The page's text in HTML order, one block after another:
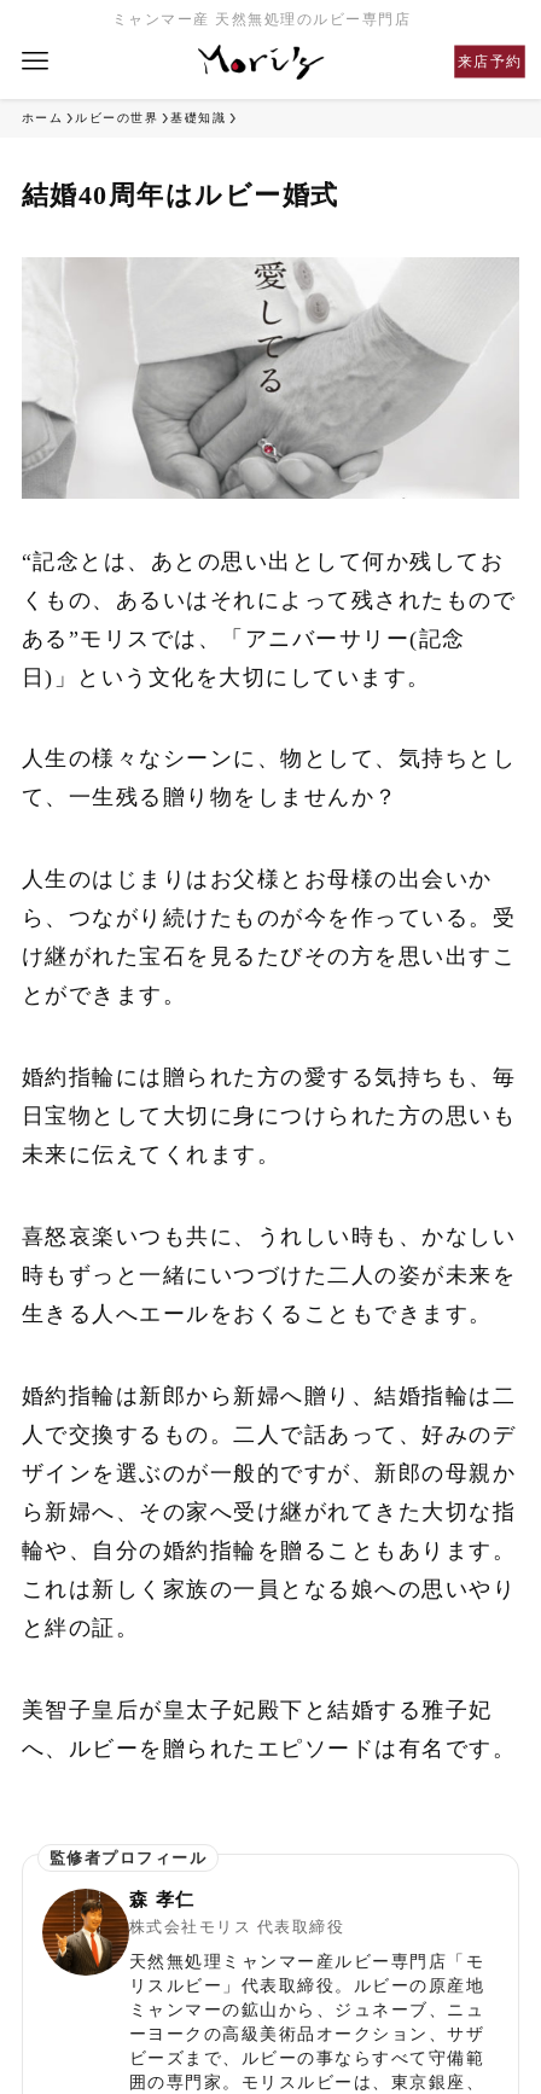
ミャンマー産 天然無処理のルビー専門店
来店予約
ホーム ルビーの世界 基礎知識
結婚40周年はルビー婚式
“記念とは、あとの思い出として何か残してお
くもの、あるいはそれによって残されたもので
ある”モリスでは、「アニバーサリー(記念
日)」という文化を大切にしています。
人生の様々なシーンに、物として、気持ちとし
て、一生残る贈り物をしませんか？
人生のはじまりはお父様とお母様の出会いか
ら、つながり続けたものが今を作っている。受
け継がれた宝石を見るたびその方を思い出すこ
とができます。
婚約指輪には贈られた方の愛する気持ちも、毎
日宝物として大切に身につけられた方の思いも
未来に伝えてくれます。
喜怒哀楽いつも共に、うれしい時も、かなしい
時もずっと一緒にいつづけた二人の姿が未来を
生きる人へエールをおくることもできます。
婚約指輪は新郎から新婦へ贈り、結婚指輪は二
人で交換するもの。二人で話あって、好みのデ
ザインを選ぶのが一般的ですが、新郎の母親か
ら新婦へ、その家へ受け継がれてきた大切な指
輪や、自分の婚約指輪を贈ることもあります。
これは新しく家族の一員となる娘への思いやり
と絆の証。
美智子皇后が皇太子妃殿下と結婚する雅子妃
へ、ルビーを贈られたエピソードは有名です。
森 孝仁
株式会社モリス 代表取締役
天然無処理ミャンマー産ルビー専門店「モ
リスルビー」代表取締役。ルビーの原産地
ミャンマーの鉱山から、ジュネーブ、ニュ
ーヨークの高級美術品オークション、サザ
ビーズまで、ルビーの事ならすべて守備範
囲の専門家。モリスルビーは、東京銀座、